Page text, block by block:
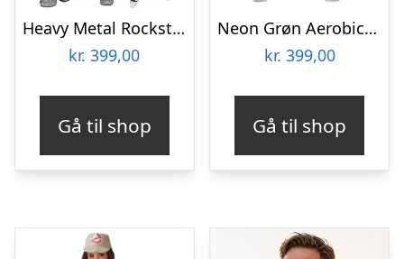
Heavy Metal Rockstjerne Kostume
kr. 399,00
Gå til shop
Neon Grøn Aerobic Kostume
kr. 399,00
Gå til shop